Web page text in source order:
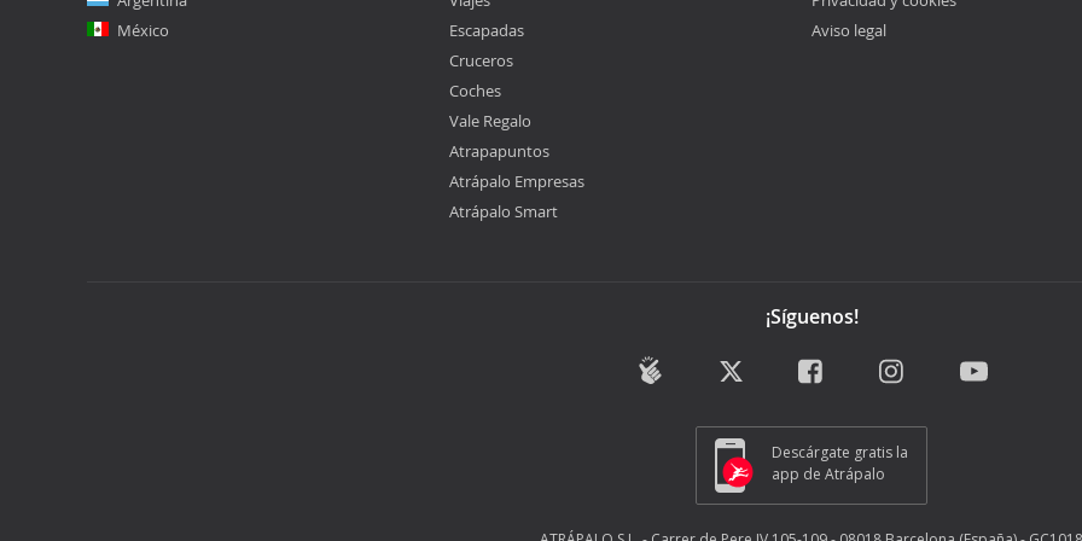
México
Escapadas
Cruceros
Coches
Vale Regalo
Atrapapuntos
Atrápalo Empresas
Atrápalo Smart
Aviso legal
¡Síguenos!
Descárgate gratis la
app de Atrápalo